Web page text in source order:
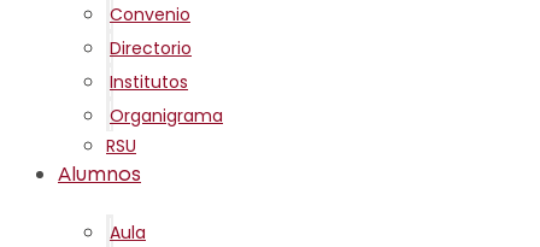
Convenio
Directorio
Institutos
Organigrama
RSU
Alumnos
Aula